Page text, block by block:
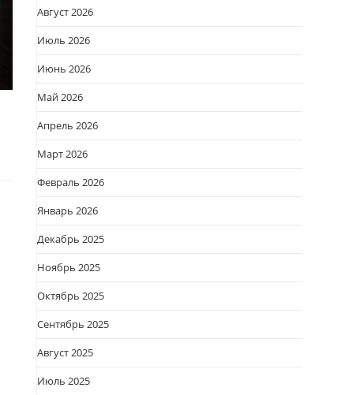
Август 2026
Июль 2026
Июнь 2026
Май 2026
Апрель 2026
Март 2026
Февраль 2026
Январь 2026
Декабрь 2025
Ноябрь 2025
Октябрь 2025
Сентябрь 2025
Август 2025
Июль 2025